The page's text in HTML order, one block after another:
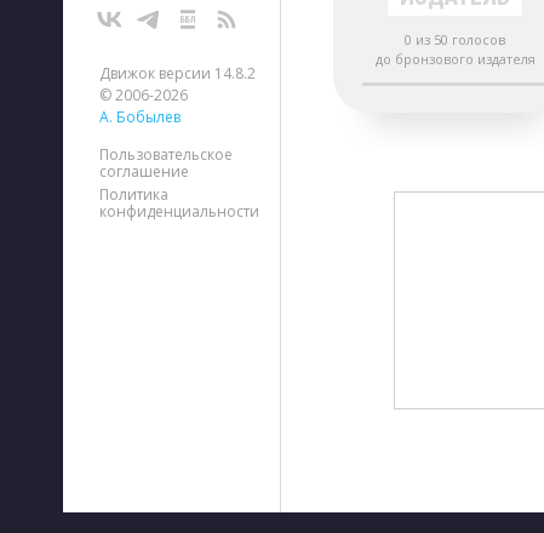
Движок версии 14.8.2
© 2006-2026
А. Бобылев
Пользовательское
соглашение
Политика
конфиденциальности
0 из 50 голосов
до бронзового издателя